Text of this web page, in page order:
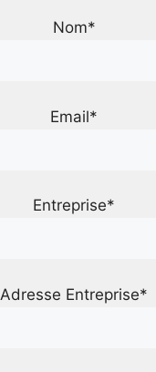
Nom*
Email*
Entreprise*
Adresse Entreprise*